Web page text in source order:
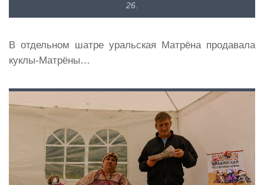
26.
В отдельном шатре уральская Матрёна продавала
куклы-Матрёны…